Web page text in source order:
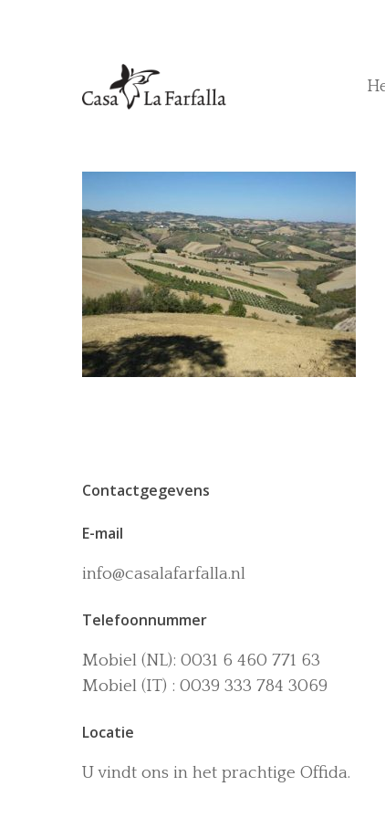
Contactgegevens
E-mail
info@casalafarfalla.nl
Telefoonnummer
Mobiel (NL): 0031 6 460 771 63
Mobiel (IT) : 0039 333 784 3069
Locatie
U vindt ons in het prachtige Offida.